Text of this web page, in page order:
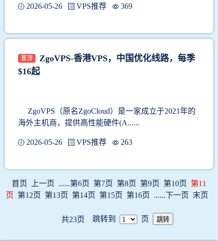
2026-05-26 VPS推荐 369
置顶
ZgoVPS-香港VPS，中国优化线路，每季
$16起
ZgoVPS （原名ZgoCloud）是一家成立于2021年的
海外主机商，提供高性能硬件(A......
2026-05-26 VPS推荐 263
首页 上一页 ......第6页 第7页 第8页 第9页 第10页 第11
页 第12页 第13页 第14页 第15页 第16页 ......下一页 末页
共23页 跳转到 页